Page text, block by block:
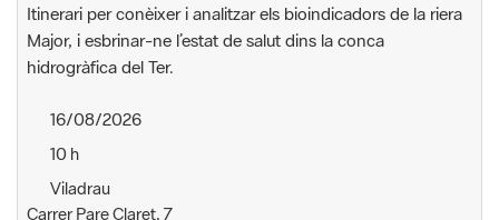
Itinerari per conèixer i analitzar els bioindicadors de la riera
Major, i esbrinar-ne l’estat de salut dins la conca
hidrogràfica del Ter.
16/08/2026
10 h
Viladrau
Carrer Pare Claret, 7